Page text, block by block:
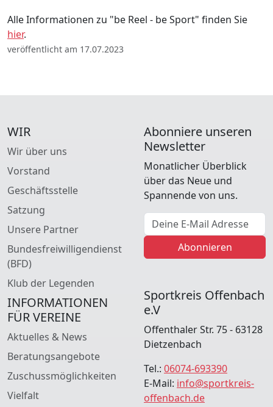
Alle Informationen zu "be Reel - be Sport" finden Sie
hier.
veröffentlicht am 17.07.2023
WIR
Wir über uns
Vorstand
Geschäftsstelle
Satzung
Unsere Partner
Bundesfreiwilligendienst
(BFD)
Klub der Legenden
INFORMATIONEN
FÜR VEREINE
Aktuelles & News
Beratungsangebote
Zuschussmöglichkeiten
Vielfalt
Abonniere unseren
Newsletter
Monatlicher Überblick
über das Neue und
Spannende von uns.
E-Mail Adresse
Abonnieren
Sportkreis Offenbach
e.V
Offenthaler Str. 75 - 63128
Dietzenbach
Tel.: 06074-693390
E-Mail: info@sportkreis-
offenbach.de